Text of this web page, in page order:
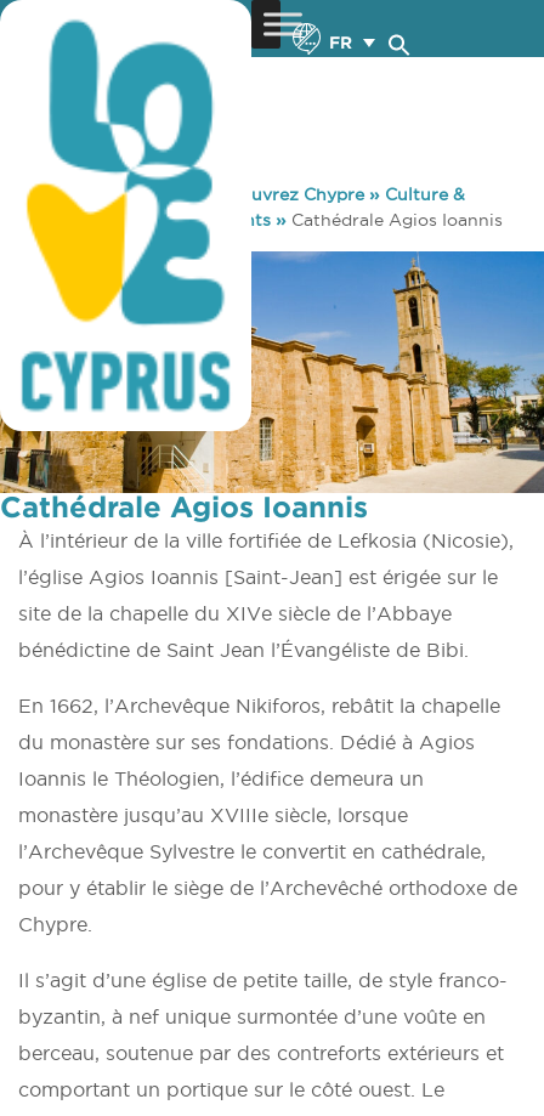
FR
You are here: Home »Découvrez Chypre» Culture &
Religion» Sites & Monuments » Cathédrale Agios Ioannis
Cathédrale Agios Ioannis
À l’intérieur de la ville fortifiée de Lefkosia (Nicosie),
l’église Agios Ioannis [Saint-Jean] est érigée sur le
site de la chapelle du XIVe siècle de l’Abbaye
bénédictine de Saint Jean l’Évangéliste de Bibi.
En 1662, l’Archevêque Nikiforos, rebâtit la chapelle
du monastère sur ses fondations. Dédié à Agios
Ioannis le Théologien, l’édifice demeura un
monastère jusqu’au XVIIIe siècle, lorsque
l’Archevêque Sylvestre le convertit en cathédrale,
pour y établir le siège de l’Archevêché orthodoxe de
Chypre.
Il s’agit d’une église de petite taille, de style franco-
byzantin, à nef unique surmontée d’une voûte en
berceau, soutenue par des contreforts extérieurs et
comportant un portique sur le côté ouest. Le